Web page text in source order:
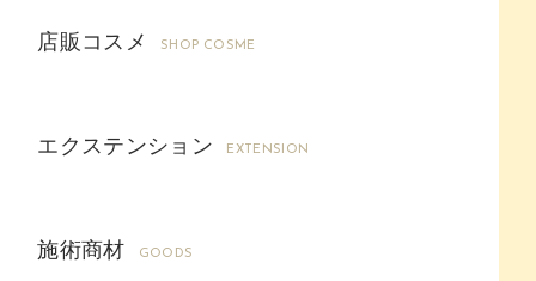
店販コスメ SHOP COSME
エクステンション EXTENSION
施術商材 GOODS